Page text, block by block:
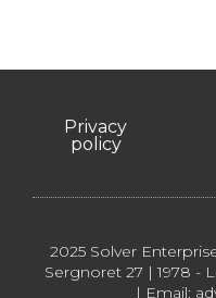
Privacy
policy
2025 Solver
Sergnoret 27 | 1978 -
| Email: